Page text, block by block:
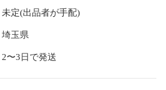
未定(出品者が手配)
埼玉県
2〜3日で発送